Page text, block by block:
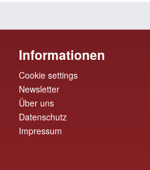
Informationen
Cookie settings
Newsletter
Über uns
Datenschutz
Impressum